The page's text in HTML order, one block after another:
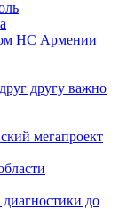
НС Армении
другу важно
мегапроект
до